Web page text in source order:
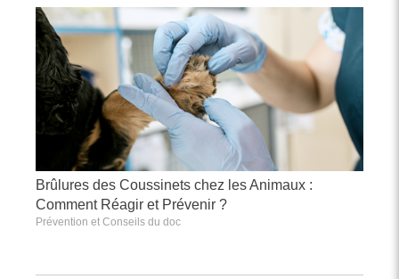
Brûlures des Coussinets chez les Animaux :
Comment Réagir et Prévenir ?
Prévention et Conseils du doc